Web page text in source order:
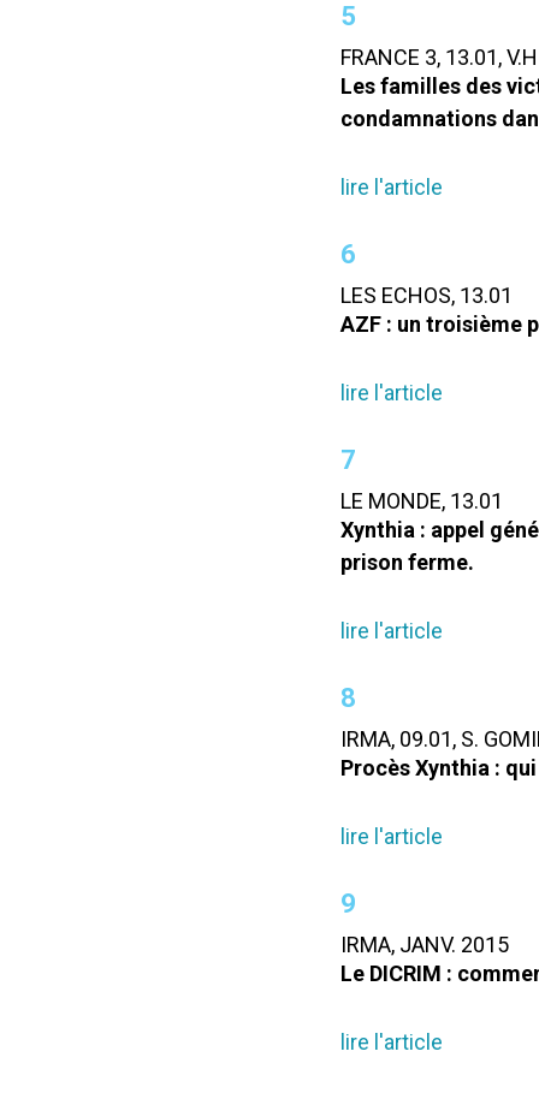
5
FRANCE 3, 13.01,
Les familles des
condamnations
lire l'article
6
LES ECHOS, 13.01
AZF : un troisième
lire l'article
7
LE MONDE, 13.01
Xynthia : appel
prison ferme.
lire l'article
8
IRMA, 09.01, S.
Procès Xynthia :
lire l'article
9
IRMA, JANV. 2015
Le DICRIM :
lire l'article